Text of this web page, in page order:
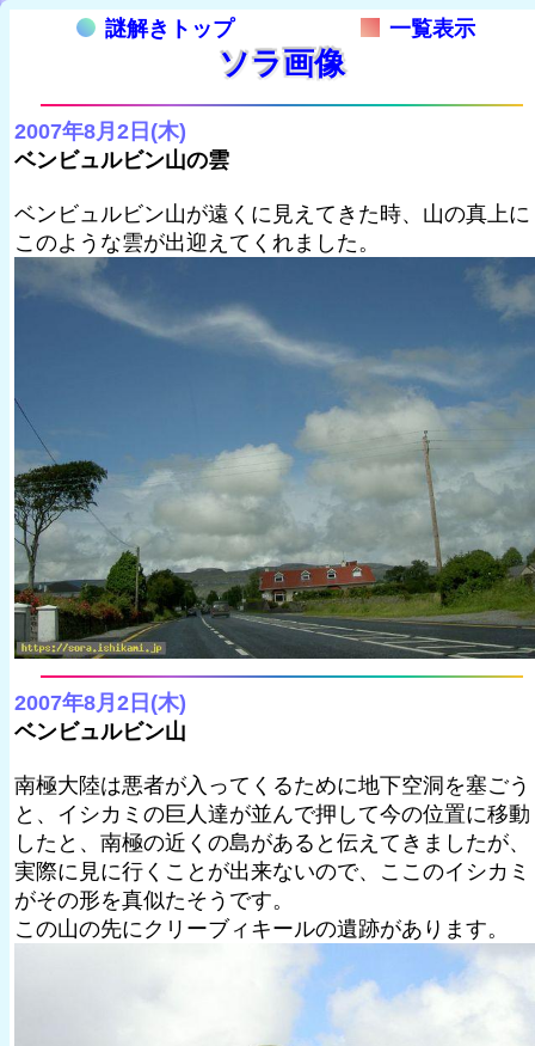
謎解きトップ 一覧表示
ソラ画像
2007年8月2日(木)
ベンビュルビン山の雲
ベンビュルビン山が遠くに見えてきた時、山の真上に
このような雲が出迎えてくれました。
2007年8月2日(木)
ベンビュルビン山
南極大陸は悪者が入ってくるために地下空洞を塞ごう
と、イシカミの巨人達が並んで押して今の位置に移動
したと、南極の近くの島があると伝えてきましたが、
実際に見に行くことが出来ないので、ここのイシカミ
がその形を真似たそうです。
この山の先にクリーブィキールの遺跡があります。